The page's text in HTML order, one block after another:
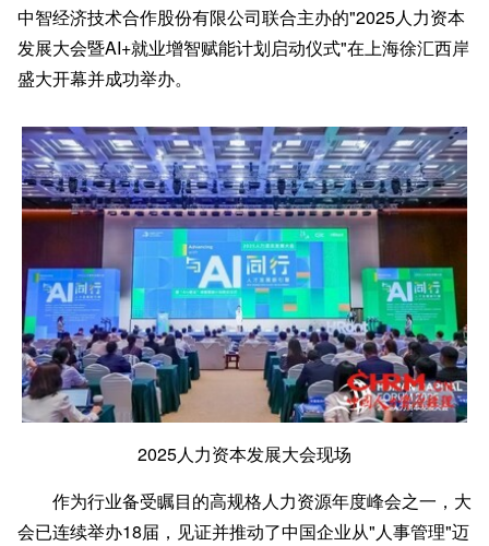
中智经济技术合作股份有限公司联合主办的"2025人力资本
发展大会暨AI+就业增智赋能计划启动仪式"在上海徐汇西岸
盛大开幕并成功举办。
2025人力资本发展大会现场
作为行业备受瞩目的高规格人力资源年度峰会之一，大
会已连续举办18届，见证并推动了中国企业从"人事管理"迈